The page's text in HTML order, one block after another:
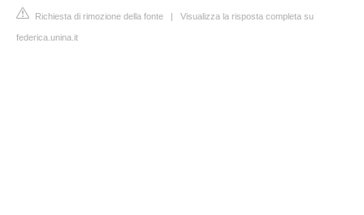
Richiesta di rimozione della fonte | Visualizza la risposta completa su
federica.unina.it